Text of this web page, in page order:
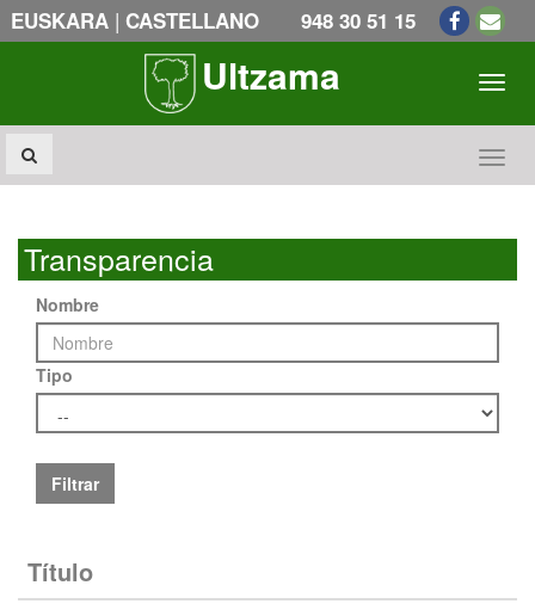
EUSKARA | CASTELLANO 948 30 51 15
Ultzama
Transparencia
Nombre
Tipo
Filtrar
Título